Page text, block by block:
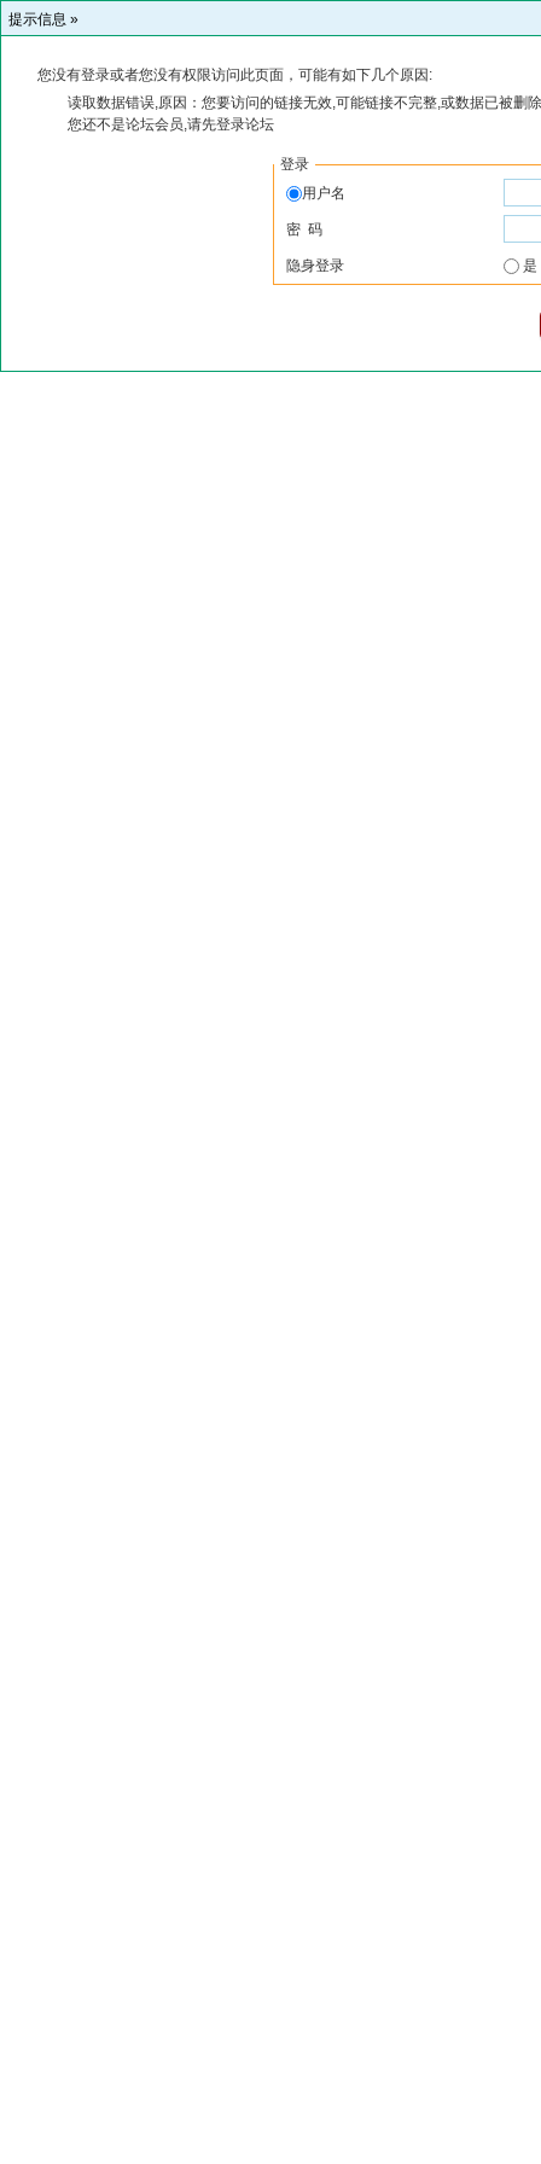
提示信息 »
您没有登录或者您没有权限访问此页面，可能有如下几个原因:
读取数据错误,原因：您要访问的链接无效,可能链接不完整,或数据已被删
您还不是论坛会员,请先登录论坛
登录
用户名
密 码
隐身登录